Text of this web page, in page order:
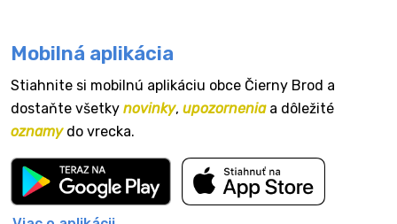
Mobilná aplikácia
Stiahnite si mobilnú aplikáciu obce Čierny Brod a
dostaňte všetky novinky, upozorneniaa dôležité
oznamydo vrecka.